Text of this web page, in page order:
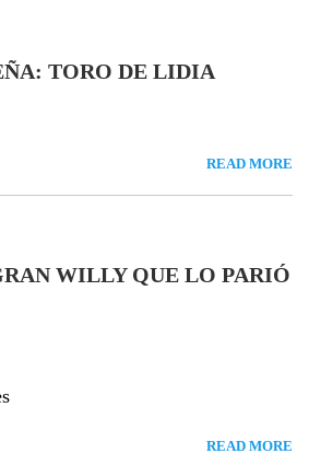
TORO DE LIDIA
READ MORE
WILLY QUE LO PARIÓ
READ MORE